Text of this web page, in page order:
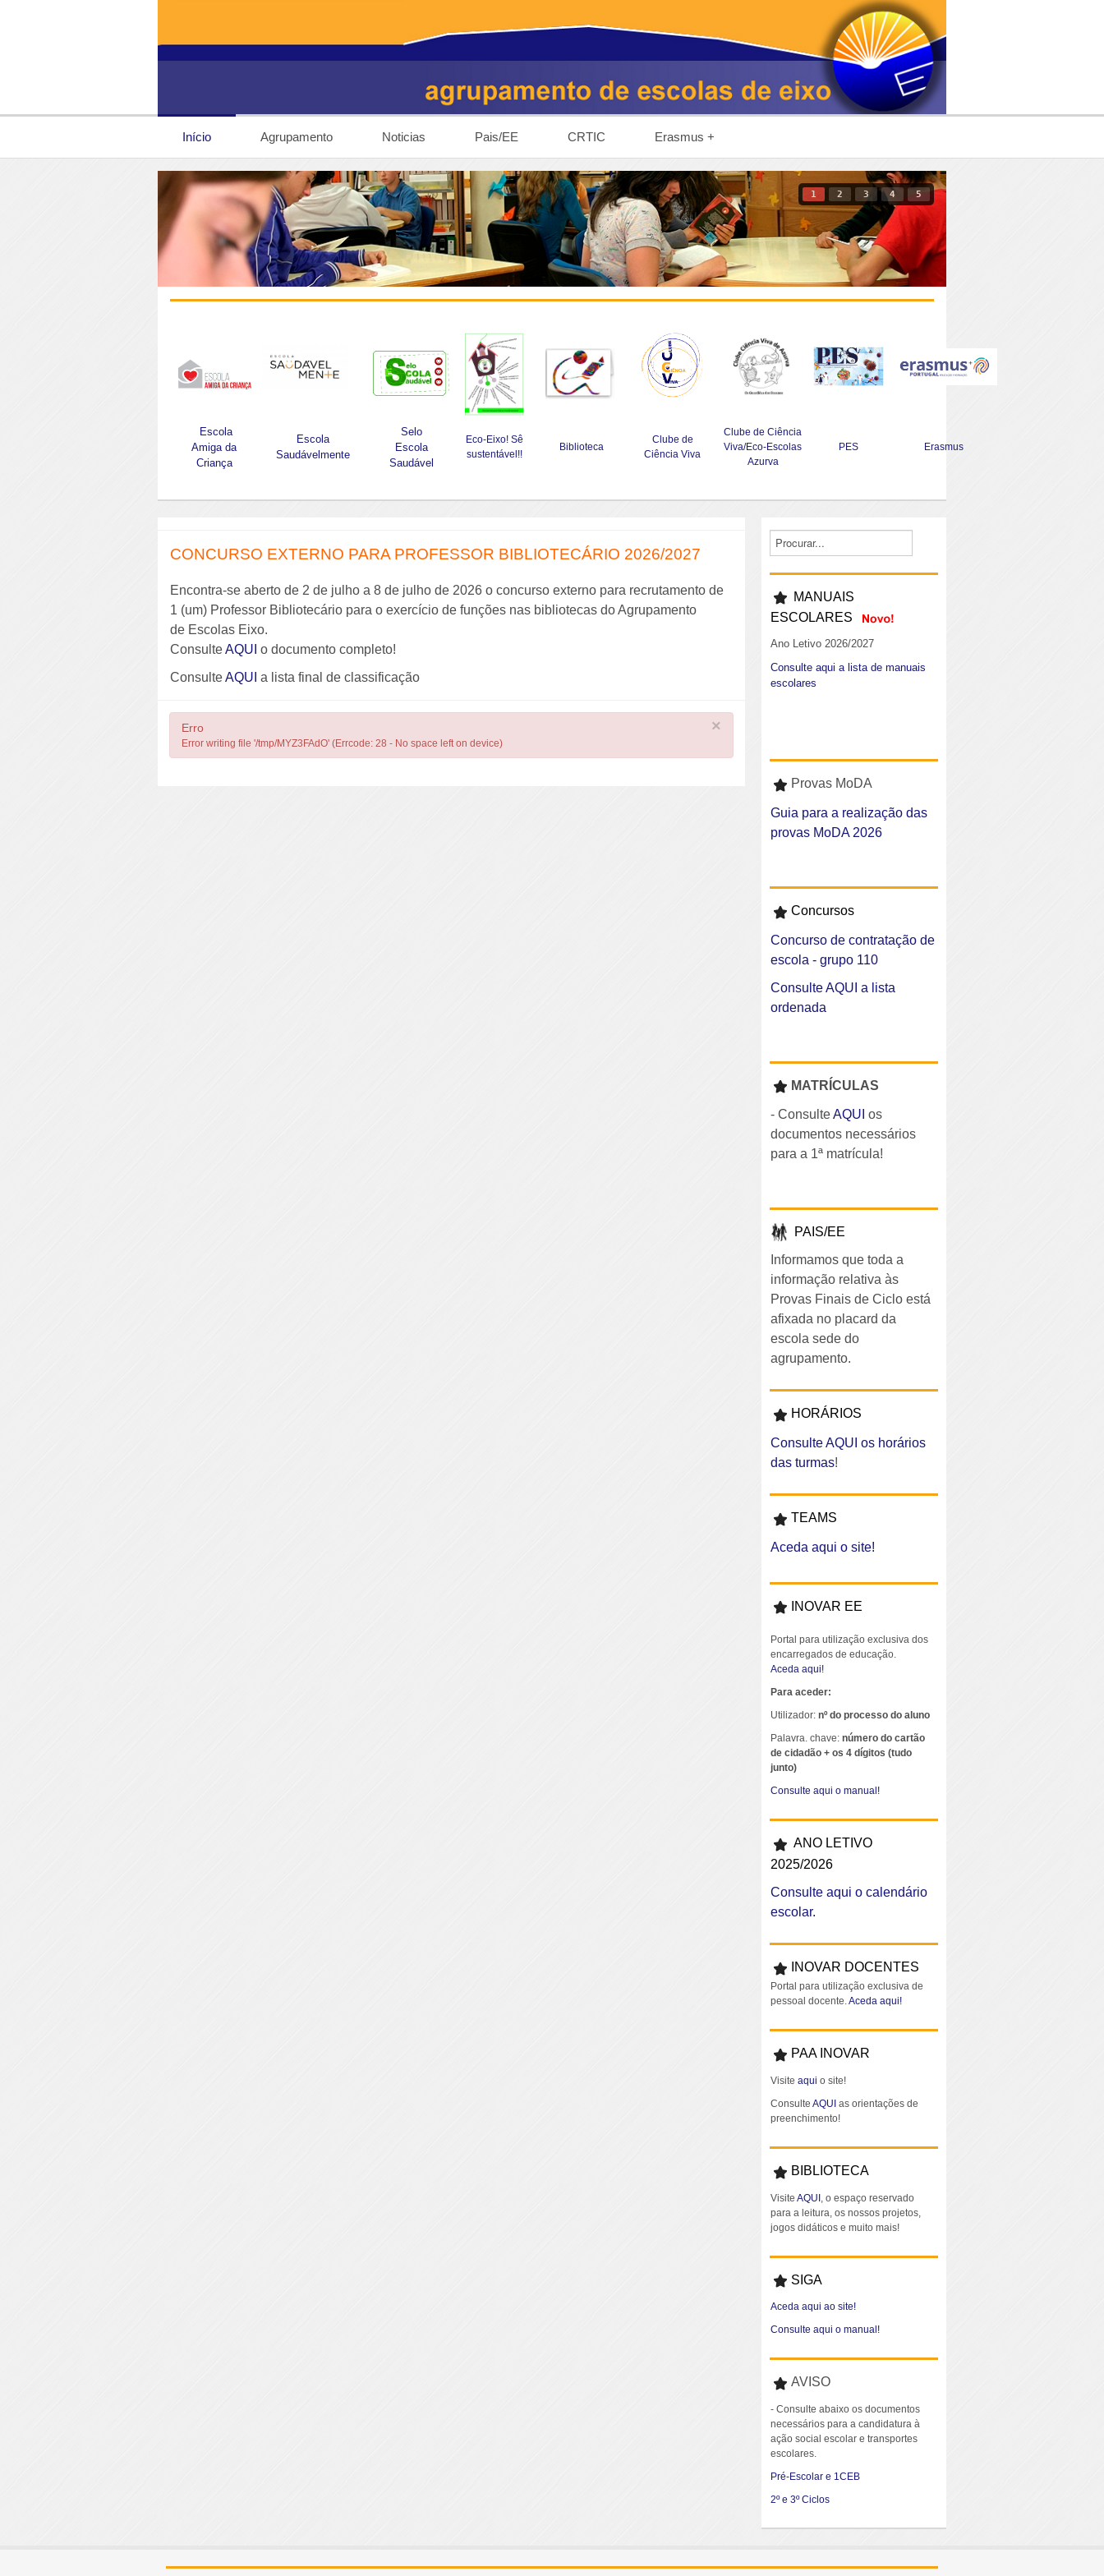
Início Agrupamento Noticias Pais/EE CRTIC Erasmus +
1 2 3 4 5
Escola
Amiga da
Criança
Escola
Saudávelmente
Selo
Escola
Saudável
Eco-Eixo! Sê
sustentável!!
Biblioteca
Clube de
Ciência Viva
Clube de Ciência
Viva/Eco-Escolas
Azurva
PES Erasmus
CONCURSO EXTERNO PARA PROFESSOR BIBLIOTECÁRIO 2026/2027
Encontra-se aberto de 2 de julho a 8 de julho de 2026 o concurso externo para recrutamento de
1 (um) Professor Bibliotecário para o exercício de funções nas bibliotecas do Agrupamento
de Escolas Eixo.
ConsulteAQUI o documento completo!
ConsulteAQUI a lista final de classificação
×
Erro
Error writing file '/tmp/MYZ3FAdO' (Errcode: 28 - No space left on device)
MANUAIS
ESCOLARES
Ano Letivo 2026/2027
Consulte aqui a lista de manuais
escolares
Provas MoDA
Guia para a realização das
provas MoDA 2026
Concursos
Concurso de contratação de
escola - grupo 110
Consulte AQUI a lista
ordenada
MATRÍCULAS
- ConsulteAQUI os
documentos necessários
para a 1ª matrícula!
PAIS/EE
Informamos que toda a
informação relativa às
Provas Finais de Ciclo está
afixada no placard da
escola sede do
agrupamento.
HORÁRIOS
Consulte AQUI os horários
das turmas!
TEAMS
Aceda aqui o site!
INOVAR EE
Portal para utilização exclusiva dos
encarregados de educação.
Aceda aqui!
Para aceder:
Utilizador: nº do processo do aluno
Palavra. chave:número do cartão
de cidadão + os 4 dígitos (tudo
junto)
Consulte aqui o manual!
ANO LETIVO
2025/2026
Consulte aqui o calendário
escolar.
INOVAR DOCENTES
Portal para utilização exclusiva de
pessoal docente.Aceda aqui!
PAA INOVAR
Visite aqui o site!
ConsulteAQUI as orientações de
preenchimento!
BIBLIOTECA
VisiteAQUI , o espaço reservado
para a leitura, os nossos projetos,
jogos didáticos e muito mais!
SIGA
Aceda aqui ao site!
Consulte aqui o manual!
AVISO
- Consulte abaixo os documentos
necessários para a candidatura à
ação social escolar e transportes
escolares.
Pré-Escolar e 1CEB
2º e 3º Ciclos